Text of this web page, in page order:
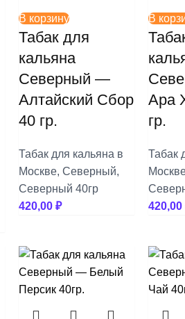
В корзину
Табак для
кальяна
Северный —
Алтайский Сбор
40 гр.
Табак для кальяна в
Москве, Северный,
Северный 40гр
420,00₽
В
Ара
гр.
Табак
420,00